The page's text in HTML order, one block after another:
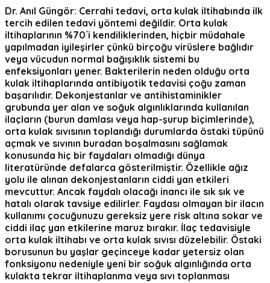
Dr. Anıl Güngör: Cerrahi tedavi, orta kulak iltihabında ilk
tercih edilen tedavi yöntemi değildir. Orta kulak
iltihaplarının %70´i kendiliklerinden, hiçbir müdahale
yapılmadan iyileşirler çünkü birçoğu virüslere bağlıdır
veya vücudun normal bağışıklık sistemi bu
enfeksiyonları yener. Bakterilerin neden olduğu orta
kulak iltihaplarında antibiyotik tedavisi çoğu zaman
başarılıdır. Dekonjestanlar ve antihistaminikler
grubunda yer alan ve soğuk algınlıklarında kullanılan
ilaçların (burun damlası veya hap-şurup biçimlerinde),
orta kulak sıvısının toplandığı durumlarda östaki tüpünü
açmak ve sıvının buradan boşalmasını sağlamak
konusunda hiç bir faydaları olmadığı dünya
literatüründe defalarca gösterilmiştir. Özellikle ağız
yolu ile alınan dekonjestanların ciddi yan etkileri
mevcuttur. Ancak faydalı olacağı inancı ile sık sık ve
hatalı olarak tavsiye edilirler. Faydası olmayan bir ilacın
kullanımı çocuğunuzu gereksiz yere risk altına sokar ve
ciddi ilaç yan etkilerine maruz bırakır. İlaç tedavisiyle
orta kulak iltihabı ve orta kulak sıvısı düzelebilir. Östaki
borusunun bu yaşlar geçinceye kadar yetersiz olan
fonksiyonu nedeniyle yeni bir soğuk algınlığında orta
kulakta tekrar iltihaplanma veya sıvı toplanması